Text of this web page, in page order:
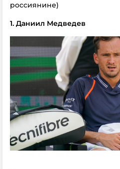
россиянине)
1. Даниил Медведев